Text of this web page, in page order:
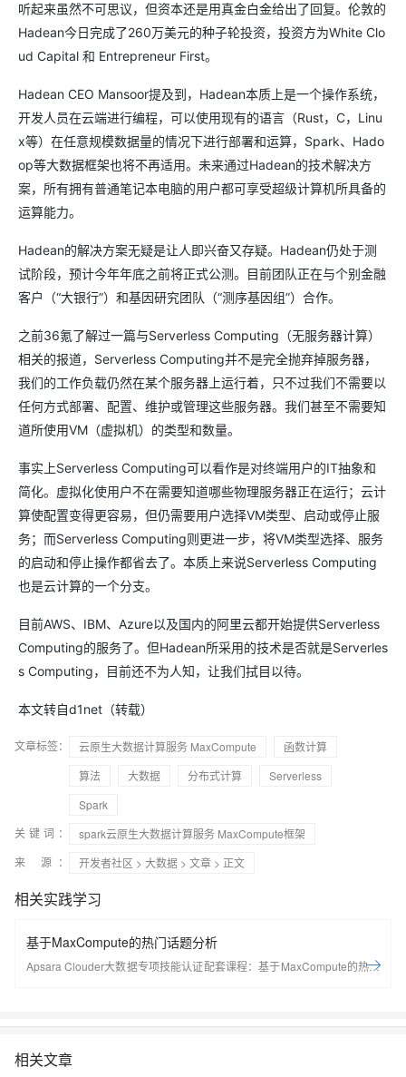
听起来虽然不可思议，但资本还是用真金白金给出了回复。伦敦的
Hadean今日完成了260万美元的种子轮投资，投资方为White Clo
ud Capital 和 Entrepreneur First。
Hadean CEO Mansoor提及到，Hadean本质上是一个操作系统，
开发人员在云端进行编程，可以使用现有的语言（Rust，C，Linu
x等）在任意规模数据量的情况下进行部署和运算，Spark、Hado
op等大数据框架也将不再适用。未来通过Hadean的技术解决方
案，所有拥有普通笔记本电脑的用户都可享受超级计算机所具备的
运算能力。
Hadean的解决方案无疑是让人即兴奋又存疑。Hadean仍处于测
试阶段，预计今年年底之前将正式公测。目前团队正在与个别金融
客户（“大银行”）和基因研究团队（“测序基因组”）合作。
之前36氪了解过一篇与Serverless Computing（无服务器计算）
相关的报道，Serverless Computing并不是完全抛弃掉服务器，
我们的工作负载仍然在某个服务器上运行着，只不过我们不需要以
任何方式部署、配置、维护或管理这些服务器。我们甚至不需要知
道所使用VM（虚拟机）的类型和数量。
事实上Serverless Computing可以看作是对终端用户的IT抽象和
简化。虚拟化使用户不在需要知道哪些物理服务器正在运行；云计
算使配置变得更容易，但仍需要用户选择VM类型、启动或停止服
务；而Serverless Computing则更进一步，将VM类型选择、服务
的启动和停止操作都省去了。本质上来说Serverless Computing
也是云计算的一个分支。
目前AWS、IBM、Azure以及国内的阿里云都开始提供Serverless
Computing的服务了。但Hadean所采用的技术是否就是Serverles
s Computing，目前还不为人知，让我们拭目以待。
本文转自d1net（转载）
文章标签： 云原生大数据计算服务 MaxCompute
函数计算
算法
大数据 分布式计算
Serverless
Spark
关键词：
spark云原生大数据计算服务 MaxCompute框架
来 源：
开发者社区 > 大数据 > 文章 > 正文
相关实践学习
基于MaxCompute的热门话题分析
Apsara Clouder大数据专项技能认证配套课程：基于MaxCompute的热门
相关文章